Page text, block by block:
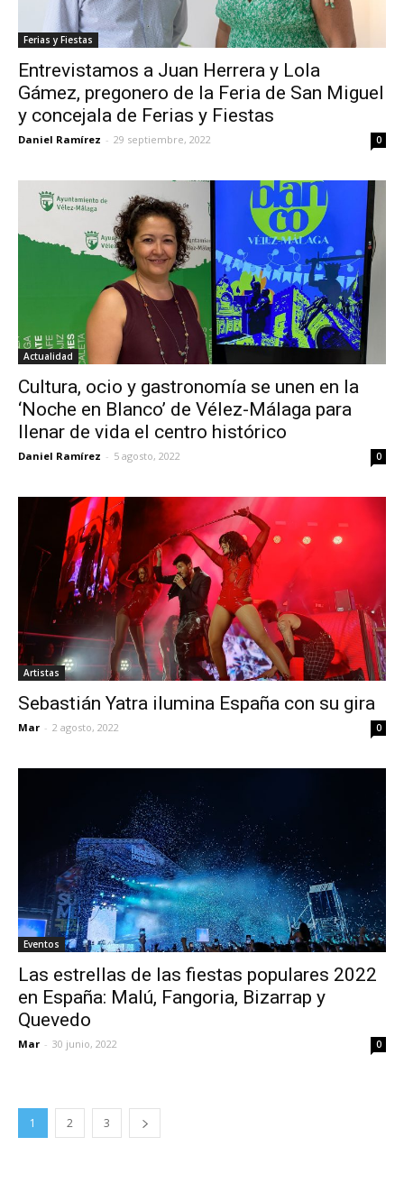
Ferias y Fiestas
Entrevistamos a Juan Herrera y Lola
Gámez, pregonero de la Feria de San Miguel
y concejala de Ferias y Fiestas
Daniel Ramírez - 29 septiembre, 2022 0
Actualidad
Cultura, ocio y gastronomía se unen en la
‘Noche en Blanco’ de Vélez-Málaga para
llenar de vida el centro histórico
Daniel Ramírez - 5 agosto, 2022 0
Artistas
Sebastián Yatra ilumina España con su gira
Mar - 2 agosto, 2022 0
Eventos
Las estrellas de las fiestas populares 2022
en España: Malú, Fangoria, Bizarrap y
Quevedo
Mar - 30 junio, 2022 0
1 2 3